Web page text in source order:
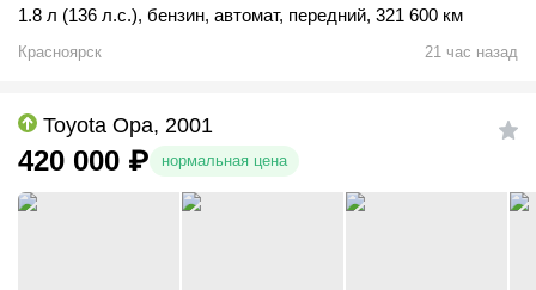
1.8 л (136 л.с.), бензин, автомат, передний, 321 600 км
Красноярск 21 час назад
Toyota Opa, 2001
420 000 ₽ нормальная цена